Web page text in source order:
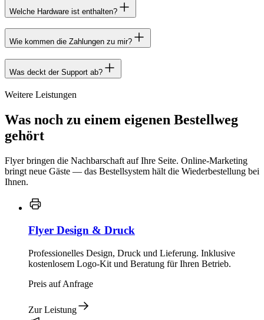
Welche Hardware ist enthalten?
Wie kommen die Zahlungen zu mir?
Was deckt der Support ab?
Weitere Leistungen
Was noch zu einem eigenen Bestellweg
gehört
Flyer bringen die Nachbarschaft auf Ihre Seite. Online-Marketing
bringt neue Gäste — das Bestellsystem hält die Wiederbestellung bei
Ihnen.
Flyer Design & Druck
Professionelles Design, Druck und Lieferung. Inklusive
kostenlosem Logo-Kit und Beratung für Ihren Betrieb.
Preis auf Anfrage
Zur Leistung